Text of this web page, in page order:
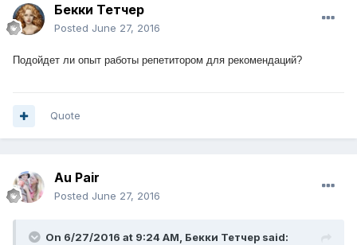
Бекки Тетчер
Posted June 27, 2016
Подойдет ли опыт работы репетитором для рекомендаций?
Quote
Au Pair
Posted June 27, 2016
On 6/27/2016 at 9:24 AM, Бекки Тетчер said: